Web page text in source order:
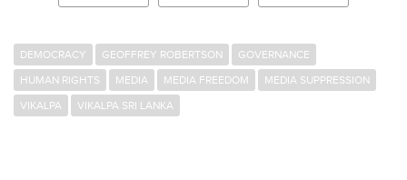
DEMOCRACY GEOFFREY ROBERTSON
GOVERNANCE
HUMAN RIGHTS
MEDIA MEDIA FREEDOM
MEDIA SUPPRESSION
VIKALPA
VIKALPA SRI LANKA